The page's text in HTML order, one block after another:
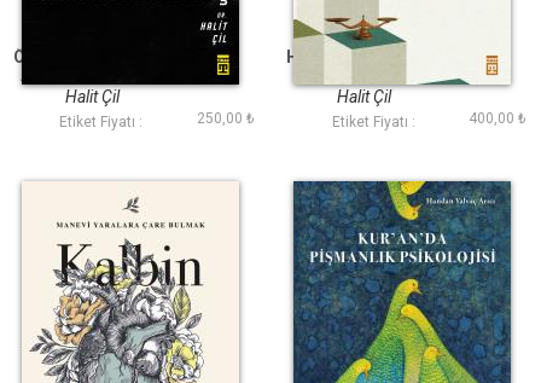
Özgür ve Bilge Lider
Aliya İzzetbegoviç
Halit Çil
Etiket Fiyatı : 250,00 ₺
Hz. Ömerin Liderliği
Halit Çil
Etiket Fiyatı : 400,00 ₺